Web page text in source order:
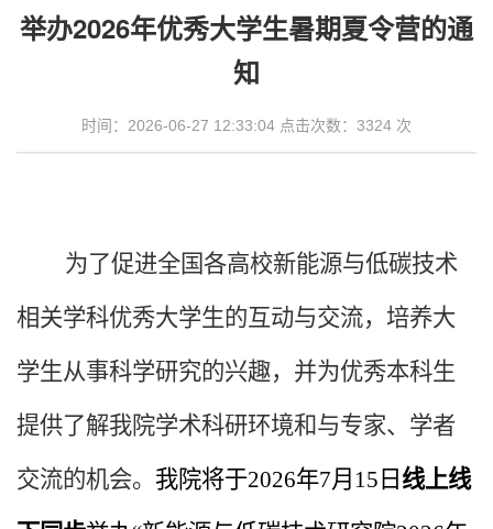
举办2026年优秀大学生暑期夏令营的通
知
时间：2026-06-27 12:33:04 点击次数： 3324 次
为了促进全国各高校新能源与低碳技术
相关学科优秀大学生的互动与交流，培养大
学生从事科学研究的兴趣，并为优秀本科生
提供了解我院学术科研环境和与专家、学者
交流的机会。 我院将于2026年7月 15 日 线上线